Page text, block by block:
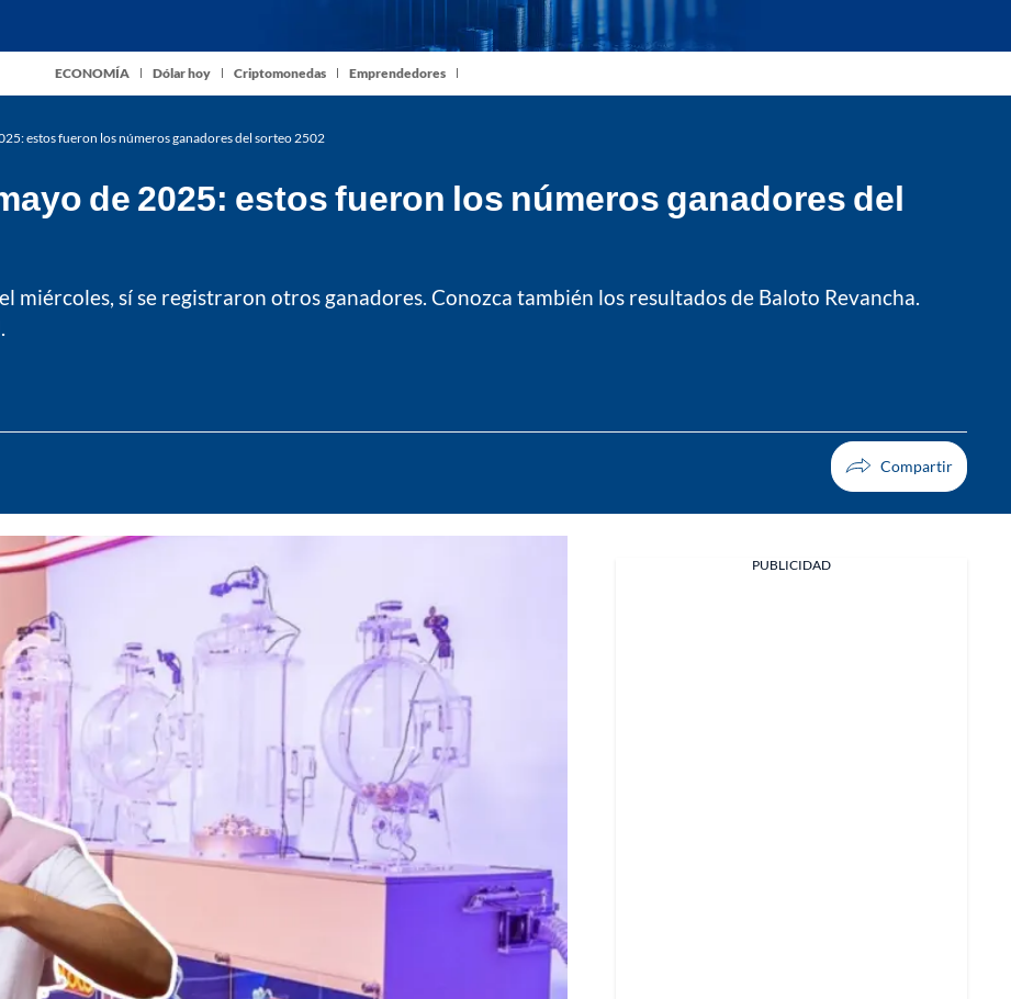
ECONOMÍA Dólar hoy Criptomonedas Emprendedores
estos fueron los números ganadores del sorteo 2502
de 2025: estos fueron los números ganadores del
miércoles, sí se registraron otros ganadores. Conozca también los resultados de Baloto Revancha.
PUBLICIDAD